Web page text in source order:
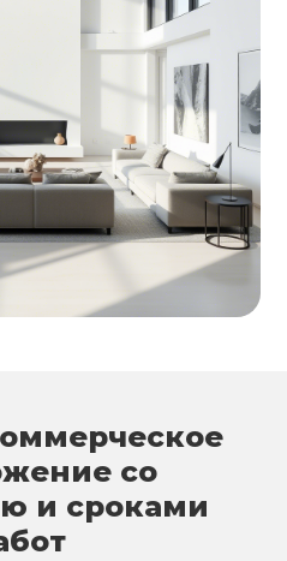
со
и сроками